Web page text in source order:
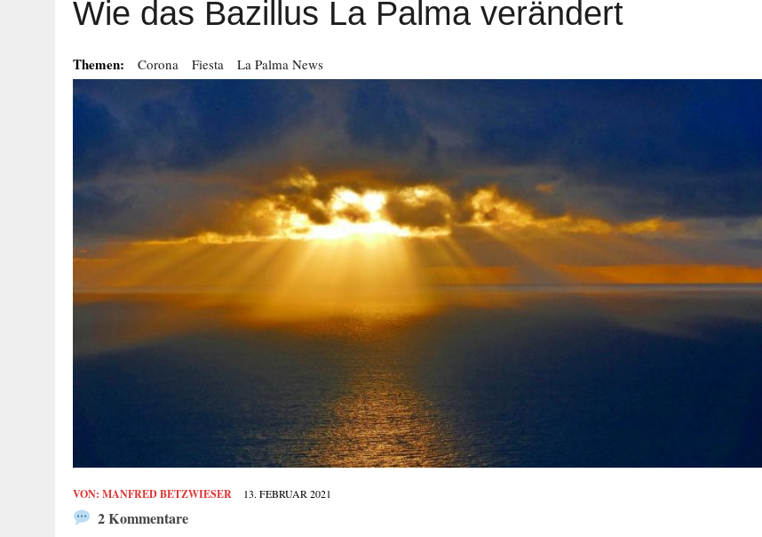
Wie das Bazillus La Palma verändert
Themen: Corona Fiesta La Palma News
VON: MANFRED BETZWIESER 13. FEBRUAR 2021
2 Kommentare